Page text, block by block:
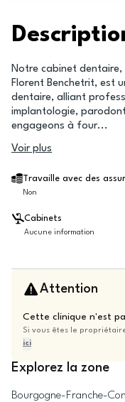
Notre cabinet dentaire,
Florent Benchetrit, est
dentaire, alliant
implantologie,
engageons à four...
Voir plus
Travaille avec des
Non
Cabinets
Aucune information
Attention
Cette clinique n'est
Si vous êtes le
ici
Explorez la zone
Bourgogne-Franche-